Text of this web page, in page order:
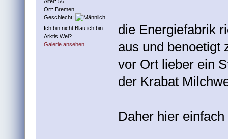
Ort: Bremen
Geschlecht:
Ich bin nicht Blau ich bin
Arktis Wei?
Galerie ansehen
die Energiefabrik
aus und benoetigt
vor Ort lieber ein
der Krabat
Daher hier